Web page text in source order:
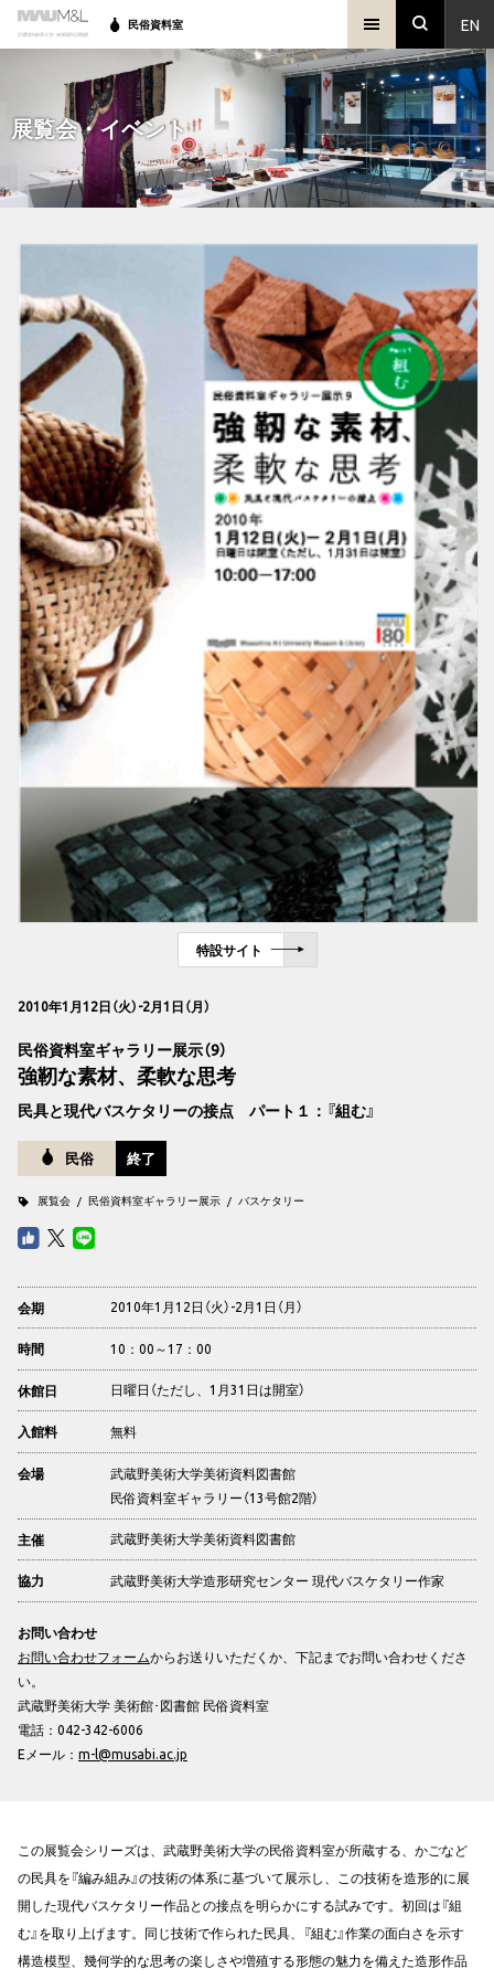
EN
民俗資料室
展覧会・イベント
特設サイト
2010年1月12日（火）-2月1日（月）
民俗資料室ギャラリー展示（9）
強靭な素材、柔軟な思考
民具と現代バスケタリーの接点 パート１：『組む』
民俗 終了
展覧会 民俗資料室ギャラリー展示 バスケタリー
会期 2010年1月12日（火）-2月1日（月）
時間 10：00～17：00
休館日 日曜日（ただし、1月31日は開室）
入館料 無料
会場
武蔵野美術大学美術資料図書館
民俗資料室ギャラリー（13号館2階）
主催 武蔵野美術大学美術資料図書館
協力 武蔵野美術大学造形研究センター 現代バスケタリー作家
お問い合わせ
お問い合わせフォームからお送りいただくか、下記までお問い合わせくださ
い。
武蔵野美術大学 美術館･図書館 民俗資料室
電話：042-342-6006
Eメール： m-l@musabi.ac.jp
この展覧会シリーズは、武蔵野美術大学の民俗資料室が所蔵する、かごなど
の民具を『編み組み』の技術の体系に基づいて展示し、この技術を造形的に展
開した現代バスケタリー作品との接点を明らかにする試みです。初回は『組
む』を取り上げます。同じ技術で作られた民具、『組む』作業の面白さを示す
構造模型、幾何学的な思考の楽しさや増殖する形態の魅力を備えた造形作品